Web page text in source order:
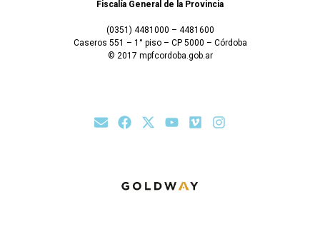
Fiscalía General de la Provincia
(0351) 4481000 – 4481600
Caseros 551 – 1° piso – CP 5000 – Córdoba
© 2017 mpfcordoba.gob.ar